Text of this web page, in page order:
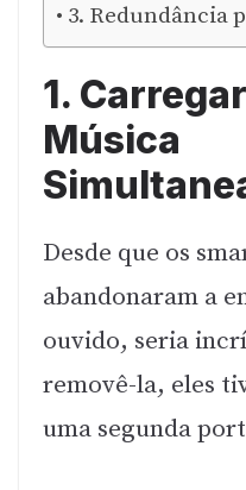
3. Redundância
1.
Música
Desde que os
abandonaram a
ouvido, seria
removê-la, eles
uma segunda